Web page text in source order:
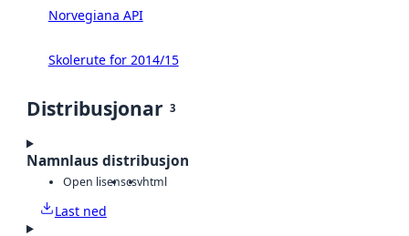
Norvegiana API
Skolerute for 2014/15
Distribusjonar 3
Namnlaus distribusjon
Open lisenscsvhtml
Last ned